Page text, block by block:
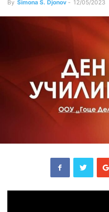
By Simona S. Djonov - 12/05/2023